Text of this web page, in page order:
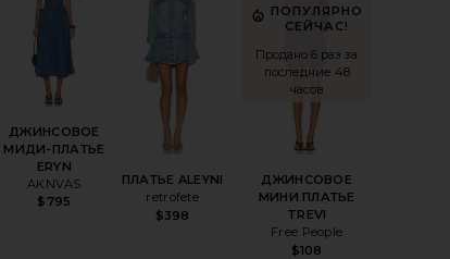
ДЖИНСОВОЕ
МИДИ-ПЛАТЬЕ
ERYN
AKNVAS
$795
ПЛАТЬЕ ALEYNI
retrofete
$398
ПОПУЛЯРНО
СЕЙЧАС!
Продано 6 раз за
последние 48
часов
ДЖИНСОВОЕ
МИНИ ПЛАТЬЕ
TREVI
Free People
$108